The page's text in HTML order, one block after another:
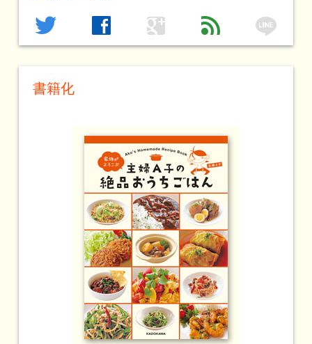
twitter facebook google feed line
書籍化